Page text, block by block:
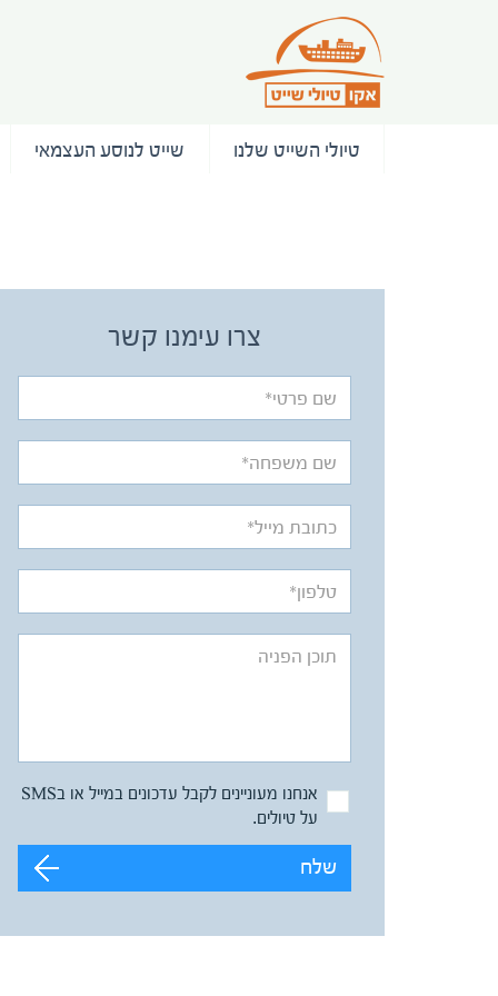
טיולי השייט שלנו שייט לנוסע העצמאי
צרו עימנו קשר
אנחנו מעוניינים לקבל עדכונים במייל או בSMS
על טיולים.
שלח